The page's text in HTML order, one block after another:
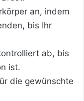
an, indem
bis Ihr
ab, bis
ist.
die gewünschte